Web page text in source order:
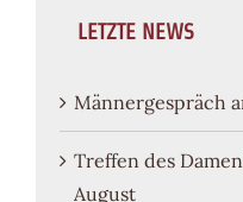
LETZTE NEWS
Männergespräch
Treffen des
August